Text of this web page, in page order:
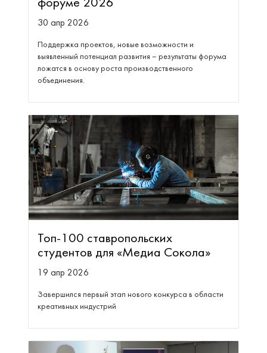
форуме 2026
30 апр 2026
Поддержка проектов, новые возможности и
выявленный потенциал развития – результаты форума
ложатся в основу роста производственного
объединения.
Топ-100 ставропольских
студентов для «Медиа Сокола»
19 апр 2026
Завершился первый этап нового конкурса в области
креативных индустрий